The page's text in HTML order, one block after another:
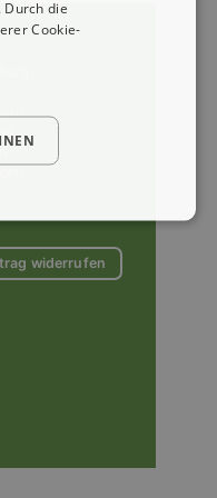
widerrufen
die
Cookie-